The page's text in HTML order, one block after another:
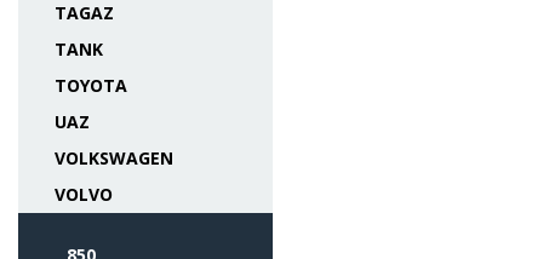
TAGAZ
TANK
TOYOTA
UAZ
VOLKSWAGEN
VOLVO